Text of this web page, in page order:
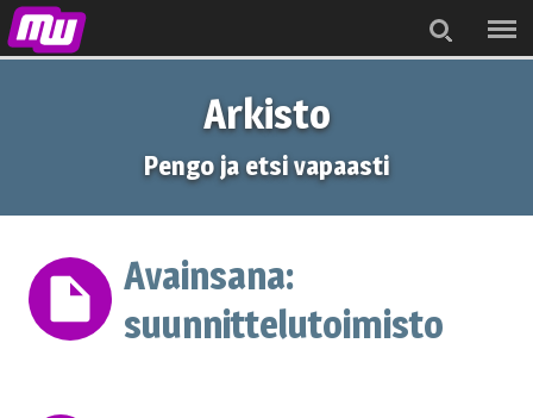
Arkisto
Pengo ja etsi vapaasti
Avainsana:
suunnittelutoimisto